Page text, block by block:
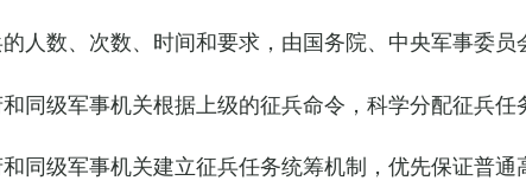
人数、次数、时间和要求，由国务院、中央军事委员
同级军事机关根据上级的征兵命令，科学分配征兵任
同级军事机关建立征兵任务统筹机制，优先保证普